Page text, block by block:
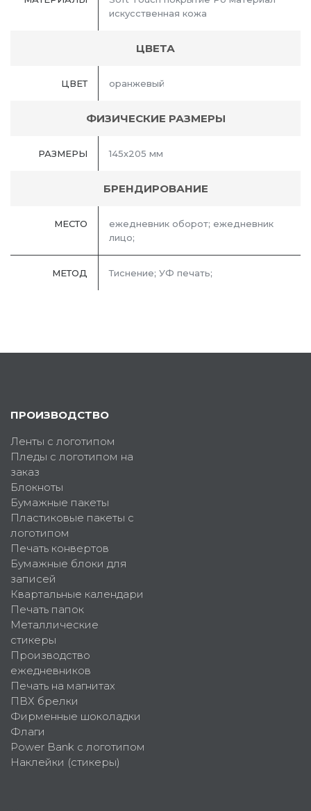
искусственная кожа
ЦВЕТА
ЦВЕТ оранжевый
ФИЗИЧЕСКИЕ РАЗМЕРЫ
РАЗМЕРЫ 145х205 мм
БРЕНДИРОВАНИЕ
МЕСТО
ежедневник оборот; ежедневник
лицо;
МЕТОД Тиснение; УФ печать;
ПРОИЗВОДСТВО
Ленты с логотипом
Пледы с логотипом на
заказ
Блокноты
Бумажные пакеты
Пластиковые пакеты с
логотипом
Печать конвертов
Бумажные блоки для
записей
Квартальные календари
Печать папок
Металлические
стикеры
Производство
ежедневников
Печать на магнитах
ПВХ брелки
Фирменные шоколадки
Флаги
Power Bank с логотипом
Наклейки (стикеры)